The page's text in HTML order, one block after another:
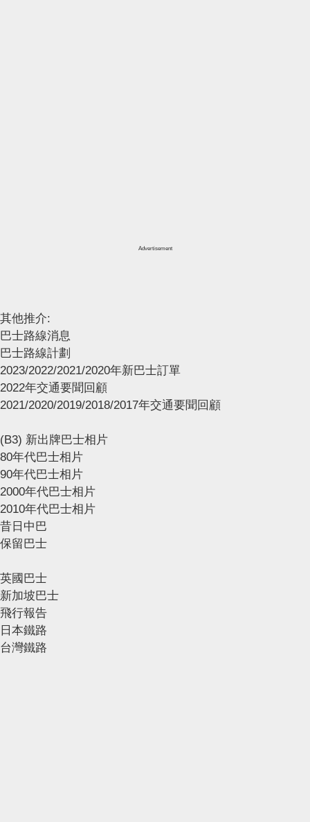
Advertisement
其他推介:
巴士路線消息
巴士路線計劃
2023/2022/2021/2020年新巴士訂單
2022年交通要聞回顧
2021/2020/2019/2018/2017年交通要聞回顧
(B3) 新出牌巴士相片
80年代巴士相片
90年代巴士相片
2000年代巴士相片
2010年代巴士相片
昔日中巴
保留巴士
英國巴士
新加坡巴士
飛行報告
日本鐵路
台灣鐵路